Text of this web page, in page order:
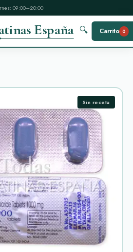
09:00–20:00
España 🔍 Carrito 0
Sin receta